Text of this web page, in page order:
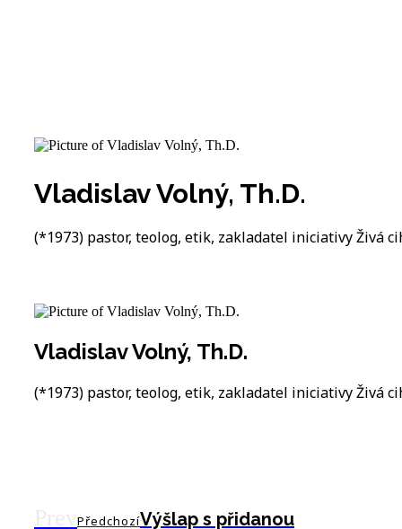
Vladislav Volný, Th.D.
(*1973) pastor, teolog, etik, zakladatel iniciativy Živá
Vladislav Volný, Th.D.
(*1973) pastor, teolog, etik, zakladatel iniciativy Živá
PředchozíVýšlap s přidanou